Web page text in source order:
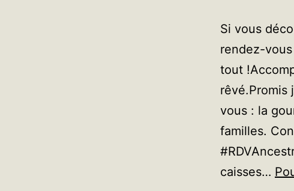
Si vous
rendez-vous
tout
rêvé.Promis
vous : la
familles.
caisses…